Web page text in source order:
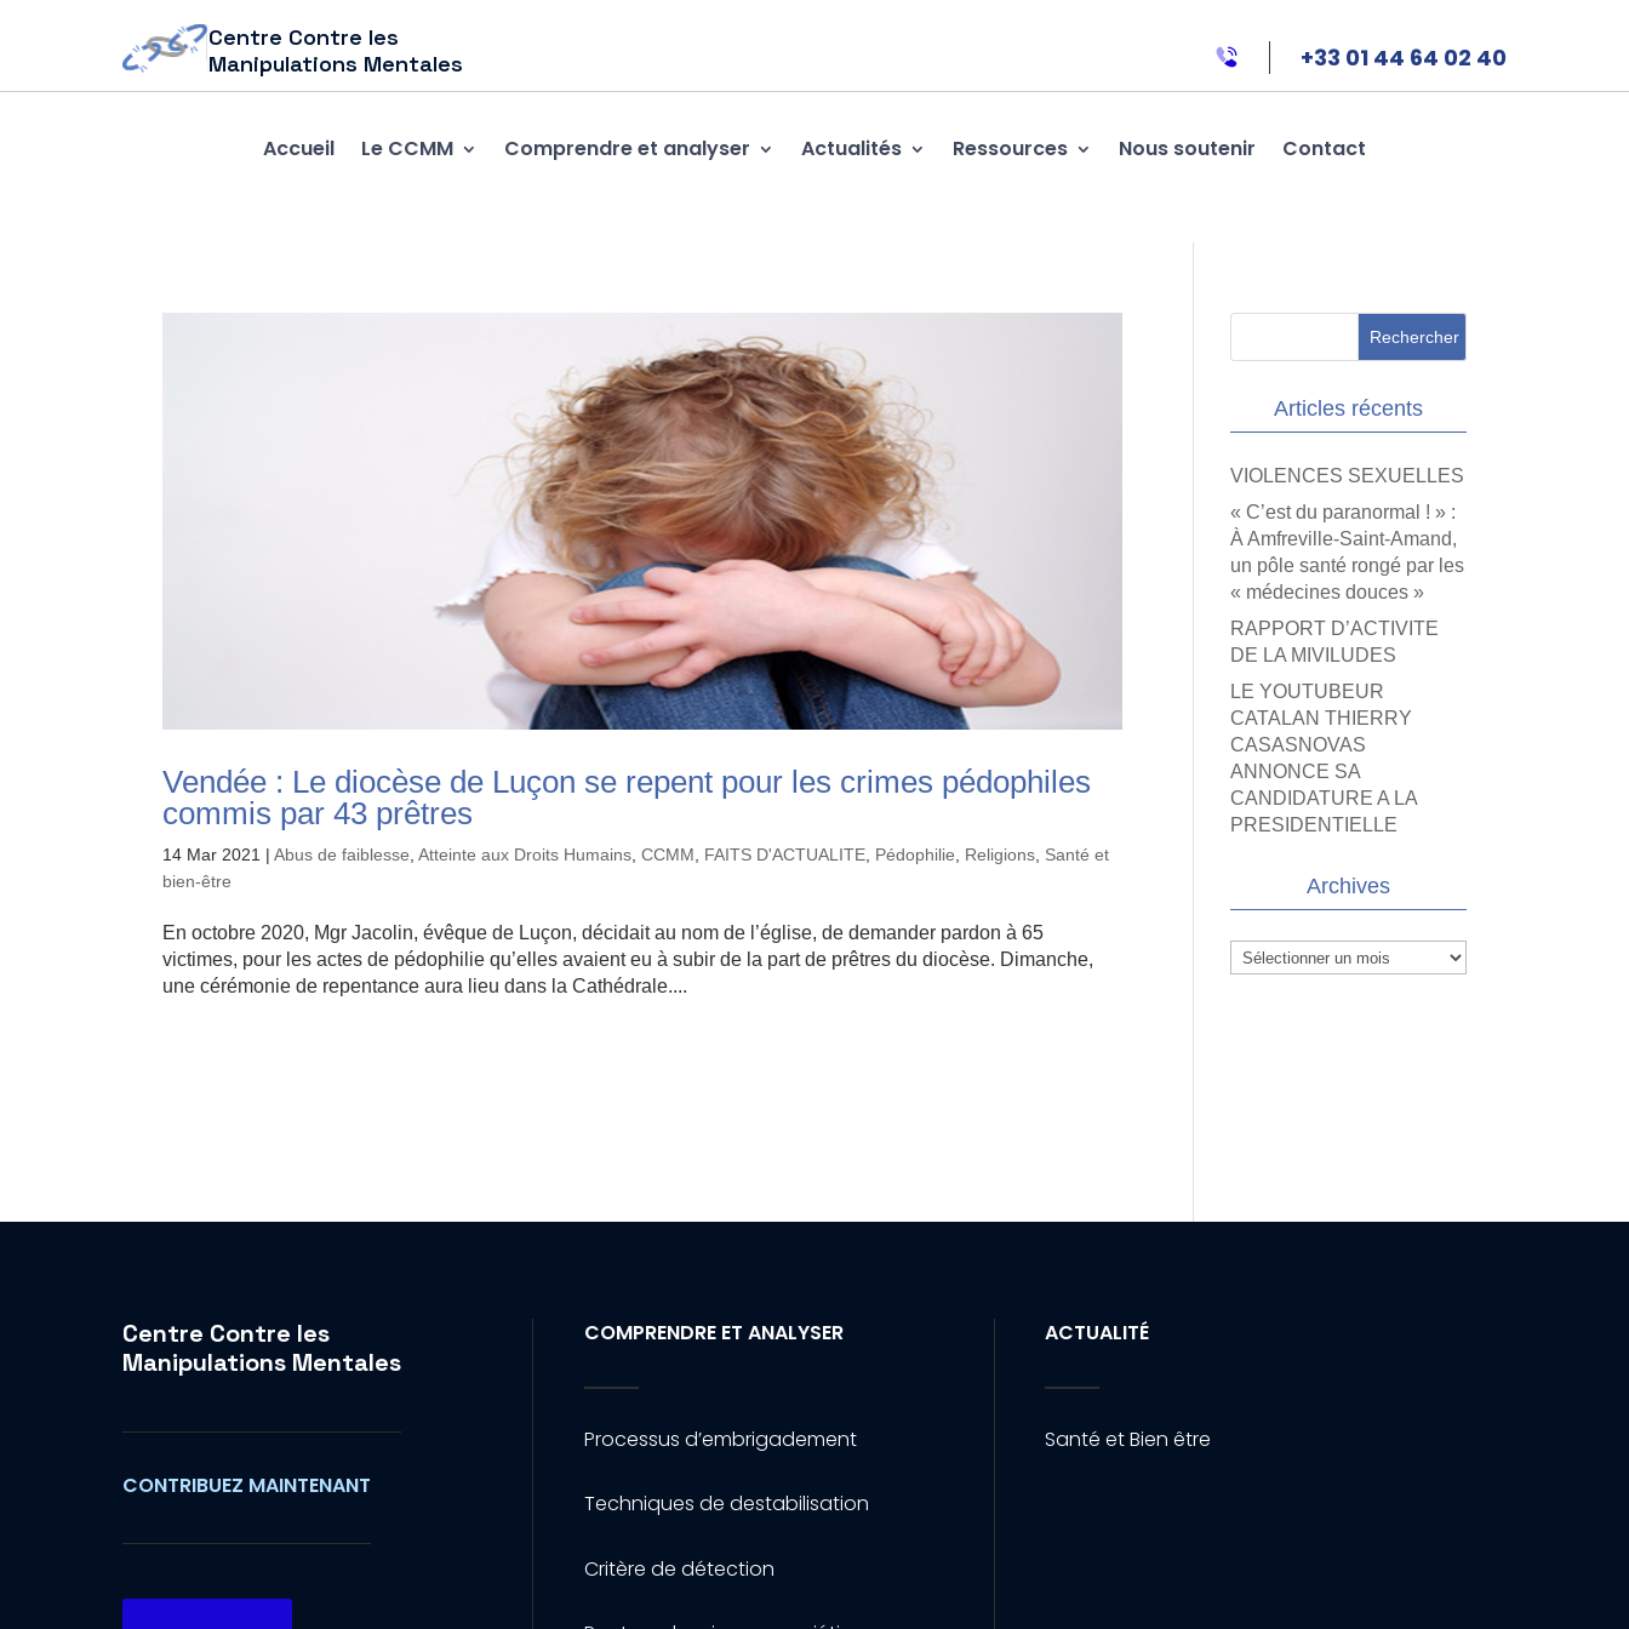
Centre Contre les
Manipulations Mentales
+33 01 44 64 02 40
Accueil Le CCMM Comprendre et analyser Actualités Ressources Nous soutenir Contact
Vendée : Le diocèse de Luçon se repent pour les crimes pédophiles
commis par 43 prêtres
14 Mar 2021 |Abus de faiblesse ,Atteinte aux Droits Humains ,CCMM FAITS D'ACTUALITE Pédophilie Religions Santé et
bien-être
En octobre 2020, Mgr Jacolin, évêque de Luçon, décidait au nom de l’église, de demander pardon à 65
victimes, pour les actes de pédophilie qu’elles avaient eu à subir de la part de prêtres du diocèse. Dimanche,
une cérémonie de repentance aura lieu dans la Cathédrale....
Articles récents
VIOLENCES SEXUELLES
« C’est du paranormal ! » :
À Amfreville-Saint-Amand,
un pôle santé rongé par les
« médecines douces »
RAPPORT D’ACTIVITE
DE LA MIVILUDES
LE YOUTUBEUR
CATALAN THIERRY
CASASNOVAS
ANNONCE SA
CANDIDATURE A LA
PRESIDENTIELLE
Archives
Archives
Centre Contre les
Manipulations Mentales
CONTRIBUEZ MAINTENANT
COMPRENDRE ET ANALYSER
Processus d’embrigadement
Techniques de destabilisation
Critère de détection
ACTUALITÉ
Santé et Bien être